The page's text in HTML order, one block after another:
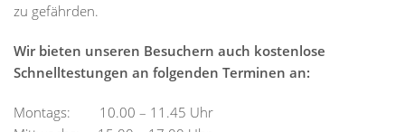
zu gefährden.
Wir bieten unseren Besuchern auch kostenlose
Schnelltestungen an folgenden Terminen an:
Montags: 10.00 – 11.45 Uhr